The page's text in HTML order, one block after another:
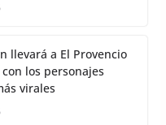
llevará a El Provencio
los personajes
virales